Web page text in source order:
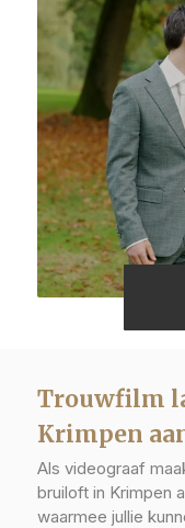
Trouwfilm
Krimpen
Als videograaf
bruiloft in Krimpen
waarmee jullie